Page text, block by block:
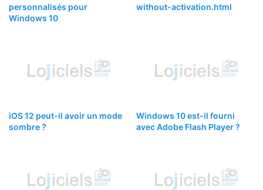
personnalisés pour
Windows 10
without-activation.html
iOS 12 peut-il avoir un mode
sombre ?
Windows 10 est-il fourni
avec Adobe Flash Player ?